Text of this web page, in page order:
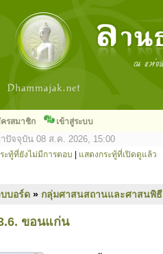
รสมาชิก เข้าสู่ระบบ
าปัจจุบัน 08 ส.ค. 2026, 15:00
ะทู้ที่ยังไม่มีการตอบ แสดงกระทู้ที่เปิดดูแล้ว
บอร์ด » กลุ่มศาสนสถานและศาสนพิธี
ขอนแก่น